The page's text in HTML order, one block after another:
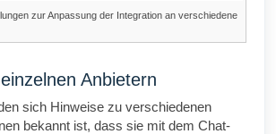
zur Anpassung der Integration an verschiedene
Anbietern
sich Hinweise zu verschiedenen
bekannt ist, dass sie mit dem Chat-